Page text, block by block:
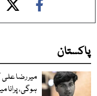
پاکستان
میر رضا
ہوگی، پرانا